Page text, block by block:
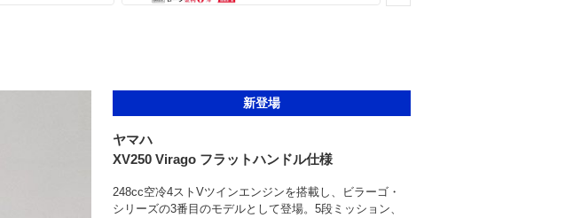
新登場
ヤマハ
XV250 Virago フラットハンドル仕様
248cc空冷4ストVツインエンジンを搭載し、ビラーゴ・
シリーズの3番目のモデルとして登場。5段ミッション、